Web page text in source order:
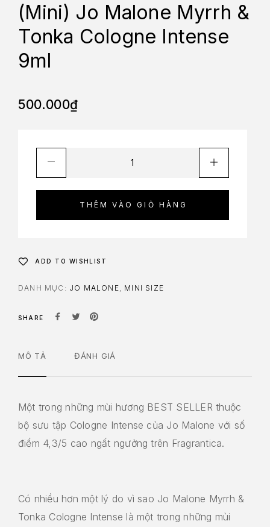
(Mini) Jo Malone Myrrh &
Tonka Cologne Intense
9ml
500.000₫
THÊM VÀO GIỎ HÀNG
ADD TO WISHLIST
DANH MỤC: JO MALONE, MINI SIZE
SHARE
MÔ TẢ ĐÁNH GIÁ
Một trong những mùi hương BEST SELLER thuộc
bộ sưu tập Cologne Intense của Jo Malone với số
điểm 4,3/5 cao ngất ngưởng trên Fragrantica.
Có nhiều hơn một lý do vì sao Jo Malone Myrrh &
Tonka Cologne Intense là một trong những mùi